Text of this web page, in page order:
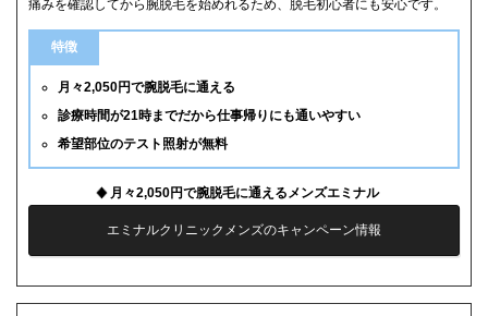
痛みを確認してから腕脱毛を始めれるため、脱毛初心者にも安心です。
特徴
月々2,050円で腕脱毛に通える
診療時間が21時までだから仕事帰りにも通いやすい
希望部位のテスト照射が無料
月々2,050円で腕脱毛に通えるメンズエミナル
エミナルクリニックメンズのキャンペーン情報